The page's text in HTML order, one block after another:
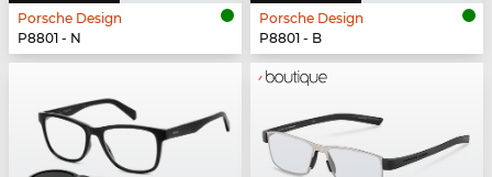
Porsche Design
P8801 - N
Porsche Design
P8801 - B